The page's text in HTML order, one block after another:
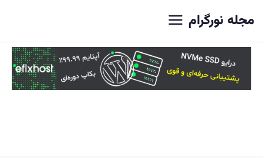
مجله نورگرام